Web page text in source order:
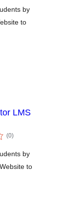
価
by
to
LMS
(0個
の
価
)
by
to